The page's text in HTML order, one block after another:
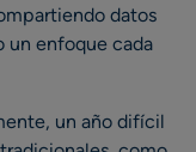
datos
un enfoque cada
un año difícil